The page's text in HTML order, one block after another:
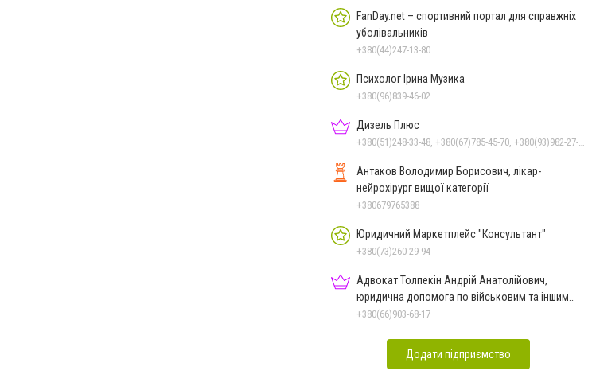
FanDay.net – спортивний портал для справжніх
уболівальників
+380(44)247-13-80
Психолог Ірина Музика
+380(96)839-46-02
Дизель Плюс
Антаков Володимир Борисович, лікар-
нейрохірург вищої категорії
+380679765388
Юридичний Маркетплейс "Консультант"
+380(73)260-29-94
Адвокат Толпекін Андрій Анатолійович,
юридична допомога по військовим та іншим
справам
+380(66)903-68-17
Додати підприємство